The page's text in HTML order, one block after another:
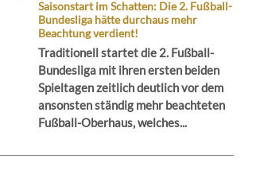
Saisonstart im Schatten: Die 2. Fußball-
Bundesliga hätte durchaus mehr
Beachtung verdient!
Traditionell startet die 2. Fußball-
Bundesliga mit ihren ersten beiden
Spieltagen zeitlich deutlich vor dem
ansonsten ständig mehr beachteten
Fußball-Oberhaus, welches...